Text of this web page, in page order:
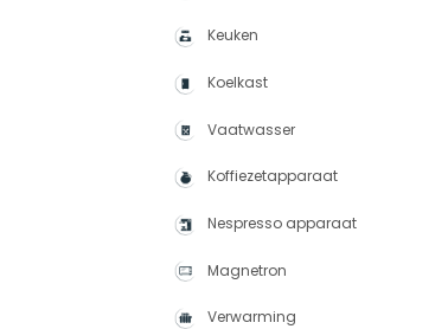
Keuken
Koelkast
Vaatwasser
Koffiezetapparaat
Nespresso apparaat
Magnetron
Verwarming